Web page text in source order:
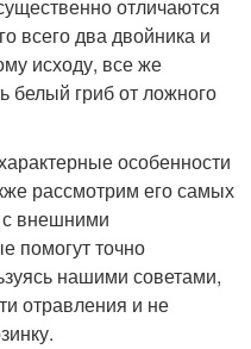
отличаются
всего два двойника и
исходу, все же
белый гриб от ложного
особенности
рассмотрим его самых
с внешними
помогут точно
нашими советами,
отравления и не